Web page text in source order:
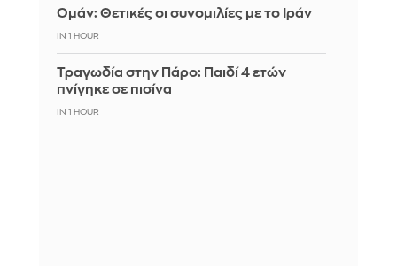
Ομάν: Θετικές οι συνομιλίες με το Ιράν
IN 1 HOUR
Τραγωδία στην Πάρο: Παιδί 4 ετών
πνίγηκε σε πισίνα
IN 1 HOUR